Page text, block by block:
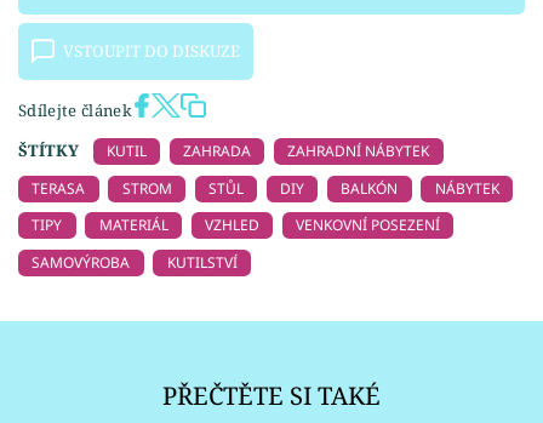
VSTOUPIT DO DISKUZE
Sdílejte článek
ŠTÍTKY
KUTIL ZAHRADA
ZAHRADNÍ NÁBYTEK
TERASA
STROM STŮL DIY BALKÓN
NÁBYTEK
TIPY
MATERIÁL VZHLED
VENKOVNÍ POSEZENÍ
SAMOVÝROBA
KUTILSTVÍ
PŘEČTĚTE SI TAKÉ